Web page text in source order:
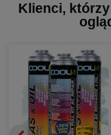
Klienci,